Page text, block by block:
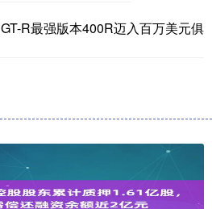
R最强版本400R迈入百万美元俱